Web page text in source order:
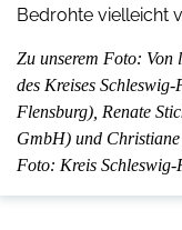
Bedrohte vielleicht
Zu unserem Foto: Von
des Kreises
Flensburg), Renate
GmbH) und
Foto: Kreis Schleswig-